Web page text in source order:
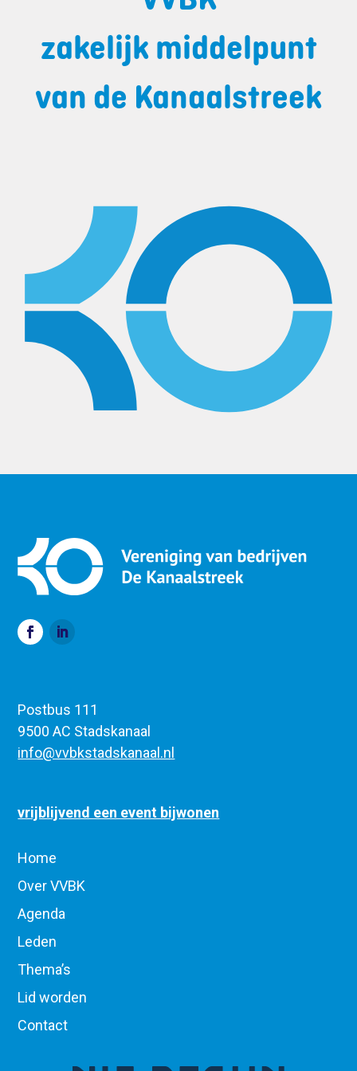
zakelijk middelpunt
van de Kanaalstreek
Postbus 111
9500 AC Stadskanaal
info@vvbkstadskanaal.nl
vrijblijvend een event bijwonen
Home
Over VVBK
Agenda
Leden
Thema’s
Lid worden
Contact